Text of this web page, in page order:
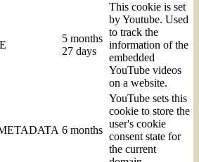
5 months
27 days
This cookie is set
by Youtube. Used
to track the
information of the
embedded
YouTube videos
on a website.
6 months
YouTube sets this
cookie to store the
user's cookie
consent state for
the current